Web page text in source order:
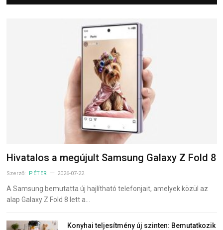
Hivatalos a megújult Samsung Galaxy Z Fold 8
Szerző: PÉTER 2026-07-22
A Samsung bemutatta új hajlítható telefonjait, amelyek közül az
alap Galaxy Z Fold 8 lett a…
Konyhai teljesítmény új szinten: Bemutatkozik